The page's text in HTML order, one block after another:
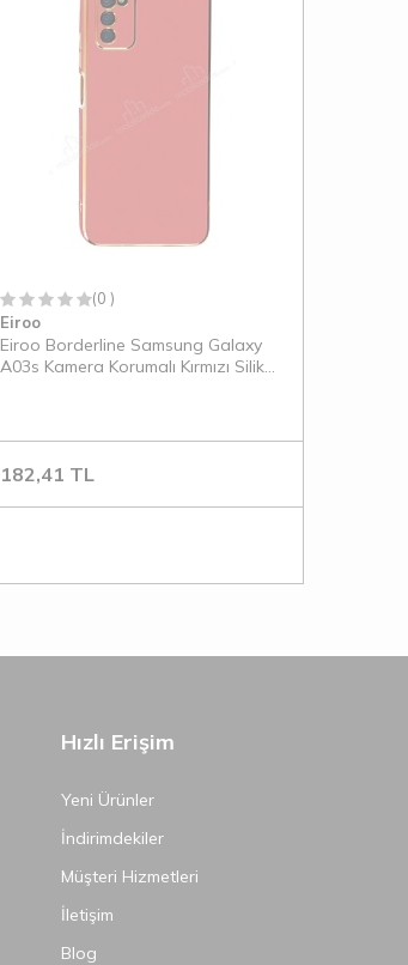
(0 )
Eiroo
Eiroo Borderline Samsung Galaxy
A03s Kamera Korumalı Kırmızı Silikon
182,41 TL
Hızlı Erişim
Yeni Ürünler
İndirimdekiler
Müşteri Hizmetleri
İletişim
Blog